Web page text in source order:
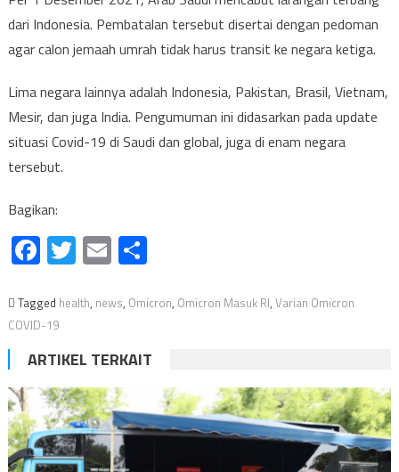
dari Indonesia. Pembatalan tersebut disertai dengan pedoman
agar calon jemaah umrah tidak harus transit ke negara ketiga.
Lima negara lainnya adalah Indonesia, Pakistan, Brasil, Vietnam,
Mesir, dan juga India. Pengumuman ini didasarkan pada update
situasi Covid-19 di Saudi dan global, juga di enam negara
tersebut.
Bagikan:
Facebook
Twitter
EmailShare
Tagged health, news, Omicron, Omicron Masuk RI, Varian Omicron
COVID-19
ARTIKEL TERKAIT